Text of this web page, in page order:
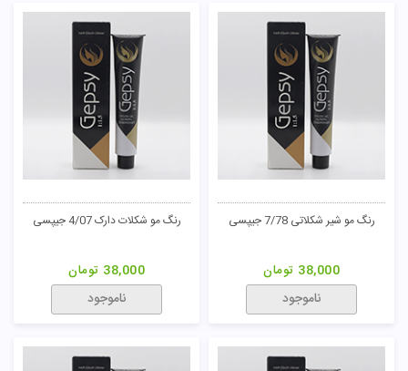
رنگ مو شیر شکلاتی 7/78 جیپسی
38,000 تومان
ناموجود
رنگ مو شکلات دارک 4/07 جیپسی
38,000 تومان
ناموجود